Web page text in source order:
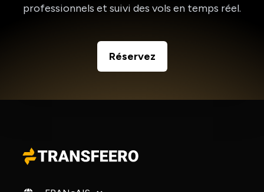
professionnels et suivi des vols en temps réel.
Réservez